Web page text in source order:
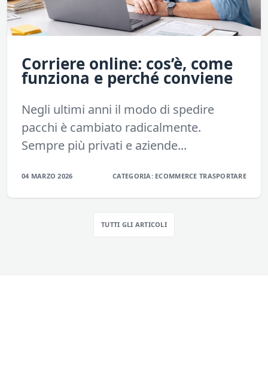
Corriere online: cos’è, come
funziona e perché conviene
Negli ultimi anni il modo di spedire
pacchi è cambiato radicalmente.
Sempre più privati e aziende...
04 MARZO 2026 CATEGORIA: ECOMMERCE TRASPORTARE
TUTTI GLI ARTICOLI